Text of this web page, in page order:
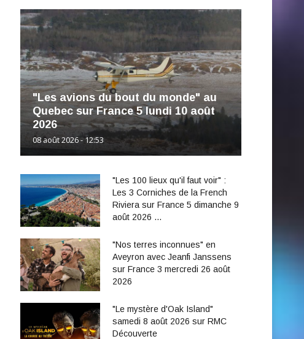
"Les avions du bout du monde" au
Quebec sur France 5 lundi 10 août
2026
08 août 2026 - 12:53
"Les 100 lieux qu'il faut voir" :
Les 3 Corniches de la French
Riviera sur France 5 dimanche 9
août 2026 …
"Nos terres inconnues" en
Aveyron avec Jeanfi Janssens
sur France 3 mercredi 26 août
2026
"Le mystère d'Oak Island"
samedi 8 août 2026 sur RMC
Découverte